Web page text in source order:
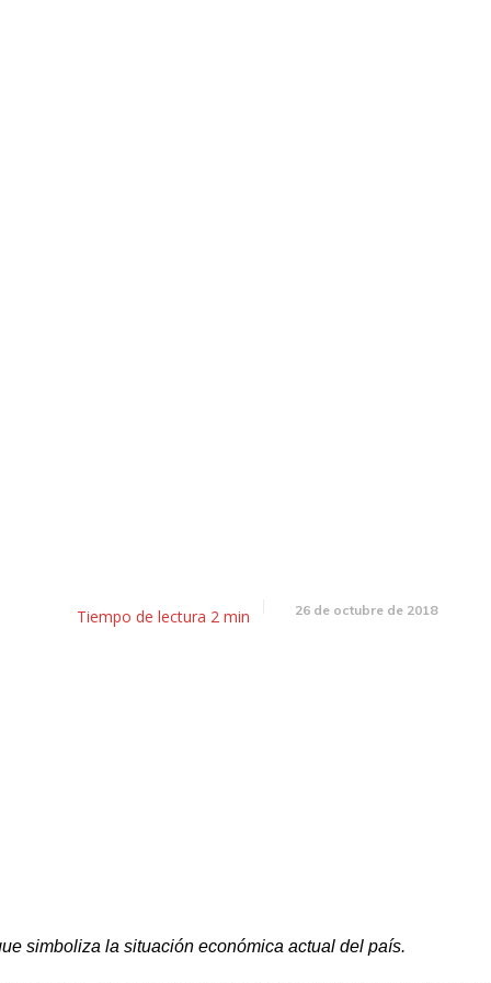
Tiempo de lectura 2 min 26 de octubre de 2018
simboliza la situación económica actual del país.